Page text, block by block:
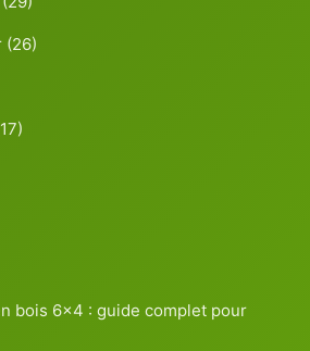
(26)
bois 6×4 : guide complet pour